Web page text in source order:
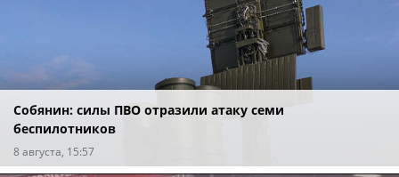
Собянин: силы ПВО отразили атаку семи
беспилотников
8 августа, 15:57